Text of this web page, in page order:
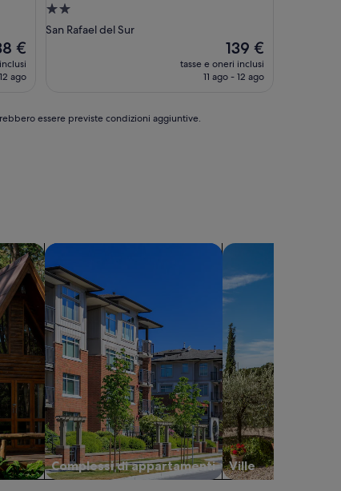
€
ago
Struttura
a
San Rafael del Sur
Il
prezzo
attuale
139 €
tasse e oneri inclusi
11 ago - 12 ago
essere previste condizioni aggiuntive.
Complessi di appartamenti
cerca complessi di appartamenti
Ville
cerca ville